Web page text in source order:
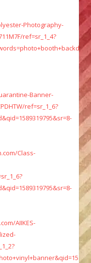
Photography-
ref=sr_1_4?
Banner-
ref=sr_1_6?
Class-
AIIKES-